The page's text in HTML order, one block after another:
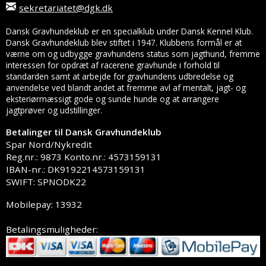
sekretariatet@dgk.dk
Dansk Gravhundeklub er en specialklub under Dansk Kennel Klub.
Dansk Gravhundeklub blev stiftet i 1947. Klubbens formål er at
værne om og udbygge gravhundens status som jagthund, fremme
interessen for opdræt af racerene gravhunde i forhold til
standarden samt at arbejde for gravhundens udbredelse og
anvendelse ved blandt andet at fremme avl af mentalt, jagt- og
eksteriørmæssigt gode og sunde hunde og at arrangere
jagtprøver og udstillinger.
Betalinger til Dansk Gravhundeklub
Spar Nord/Nykredit
Reg.nr.: 9873 Konto.nr.: 4573159131
IBAN-nr.: DK9192214573159131
SWIFT: SPNODK22
Mobilepay: 13932
Betalingsmuligheder: